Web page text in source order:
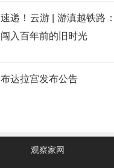
速递！云游 | 游滇越铁路
闯入百年前的旧时光
布达拉宫发布公告
观察家网